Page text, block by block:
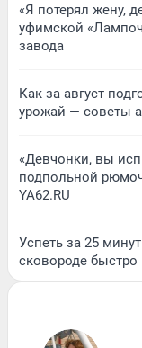
«Я потерял жену,
уфимской
завода
Как за август
урожай — советы
«Девчонки, вы
подпольной
YA62.RU
Успеть за 25
сковороде